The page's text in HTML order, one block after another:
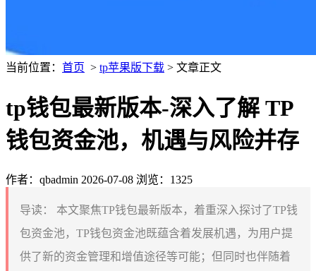
当前位置： 首页 > tp苹果版下载 > 文章正文
tp钱包最新版本-深入了解 TP
钱包资金池，机遇与风险并存
作者：qbadmin 2026-07-08 浏览：1325
导读：
本文聚焦TP钱包最新版本，着重深入探讨了TP钱
包资金池，TP钱包资金池既蕴含着发展机遇，为用户提
供了新的资金管理和增值途径等可能；但同时也伴随着